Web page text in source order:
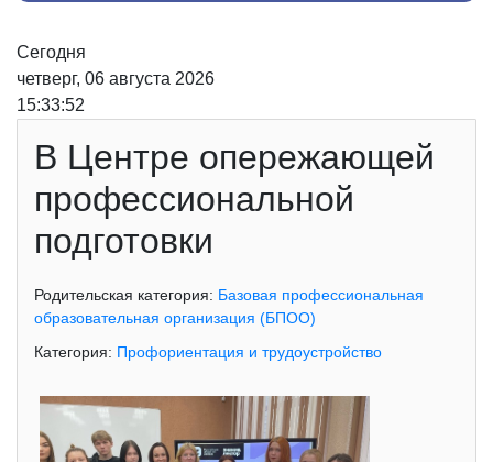
Сегодня
четверг, 06 августа 2026
15:33:53
В Центре опережающей
профессиональной
подготовки
Родительская категория: Базовая профессиональная
образовательная организация (БПОО)
Категория: Профориентация и трудоустройство